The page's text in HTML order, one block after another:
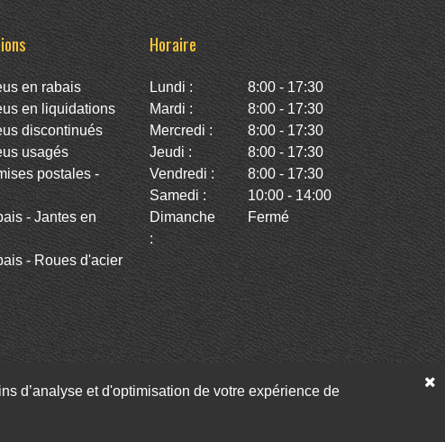
en rabais
en liquidations
discontinués
usagés
postales -
- Jantes en
- Roues d'acier
Horaire
Lundi :
8:00 - 17:30
Mardi :
8:00 - 17:30
Mercredi :
8:00 - 17:30
Jeudi :
8:00 - 17:30
Vendredi :
8:00 - 17:30
Samedi :
10:00 - 14:00
Dimanche
:
Fermé
d’analyse et d'optimisation de votre expérience de